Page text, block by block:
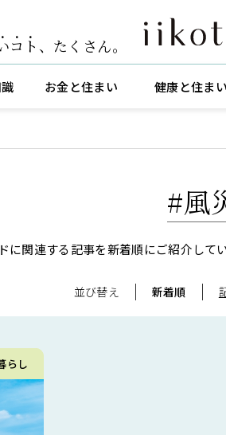
コト 、 たくさん。
お金と住まい 健康と住まい
#風
に関連する記事を新着順にご紹介してい
並び替え 新着順
らし